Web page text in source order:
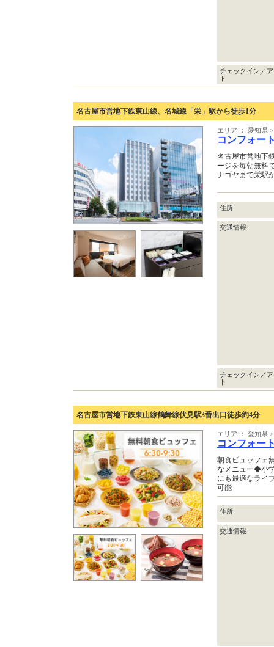
チェックイン／
ト
名古屋市営地下鉄東山線、名城線「栄」駅から徒歩1分
エリア ： 愛知県
コンフォー
名古屋市営地下
ージを毎朝無料
ナゴヤまで栄駅
住所
交通情報
チェックイン／
ト
名古屋市営地下鉄東山線鶴舞線伏見駅3番出口徒歩約4分
エリア ： 愛知県
コンフォー
朝食ビュッフェ
なメニュー◆小
にも最適なライ
可能
住所
交通情報